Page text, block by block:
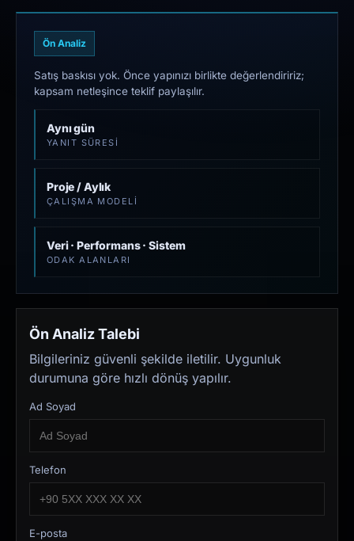
Ön Analiz
Satış baskısı yok. Önce yapınızı birlikte değerlendiririz;
kapsam netleşince teklif paylaşılır.
Aynı gün
YANIT SÜRESI
Proje / Aylık
ÇALIŞMA MODELI
Veri · Performans · Sistem
ODAK ALANLARI
Ön Analiz Talebi
Bilgileriniz güvenli şekilde iletilir. Uygunluk
durumuna göre hızlı dönüş yapılır.
Ad Soyad
Telefon
E-posta